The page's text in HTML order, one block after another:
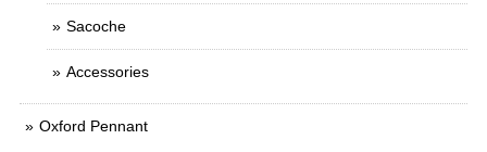
Sacoche
Accessories
Oxford Pennant